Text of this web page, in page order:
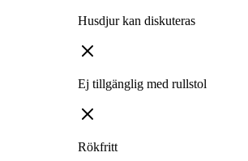
Husdjur kan diskuteras
Ej tillgänglig med rullstol
Rökfritt